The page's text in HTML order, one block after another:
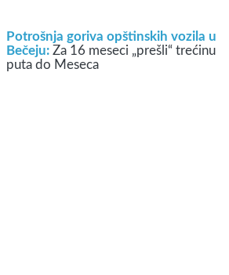
Potrošnja goriva opštinskih vozila u
Bečeju:Za 16 meseci „prešli“ trećinu
puta do Meseca